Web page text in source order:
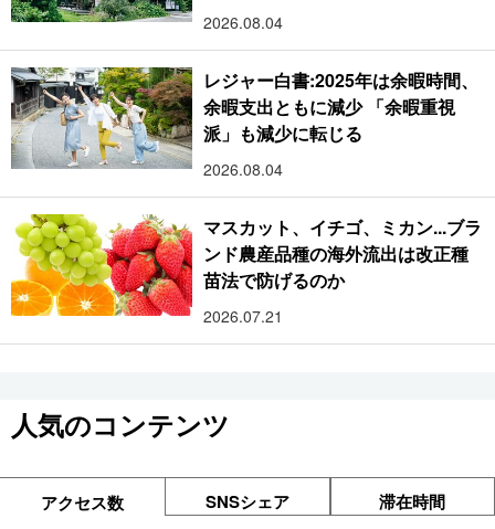
2026.08.04
レジャー白書:2025年は余暇時間、
余暇支出ともに減少 「余暇重視
派」も減少に転じる
2026.08.04
マスカット、イチゴ、ミカン...ブラ
ンド農産品種の海外流出は改正種
苗法で防げるのか
2026.07.21
人気のコンテンツ
アクセス数 SNSシェア 滞在時間